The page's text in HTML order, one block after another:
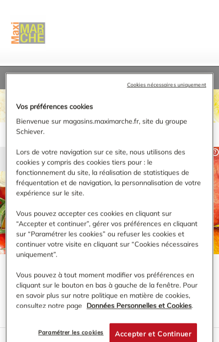
TROUVER UN MAGASIN MAXIMARCHÉ
RECHERCHER
VOS MAGASINS MAXIMARCHÉ -CÔTE-
D'OR(1MAGASIN)
LISTE CARTE
Vos préférences cookies
Bienvenue sur magasins.maximarche.fr, site du groupe
Schiever.
Lors de votre navigation sur ce site, nous utilisons des
cookies y compris des cookies tiers pour : le
fonctionnement du site, la réalisation de statistiques de
fréquentation et de navigation, la personnalisation de votre
expérience sur le site.
Vous pouvez accepter ces cookies en cliquant sur
“Accepter et continuer”, gérer vos préférences en cliquant
sur “Paramétrer les cookies” ou refuser les cookies et
continuer votre visite en cliquant sur “Cookies nécessaires
uniquement”.
Vous pouvez à tout moment modifier vos préférences en
cliquant sur le bouton en bas à gauche de la fenêtre. Pour
en savoir plus sur notre politique en matière de cookies,
consultez notre page
Données Personnelles et Cookies.
Accepter et Continuer
Paramétrer les cookies
Cookies nécessaires uniquement